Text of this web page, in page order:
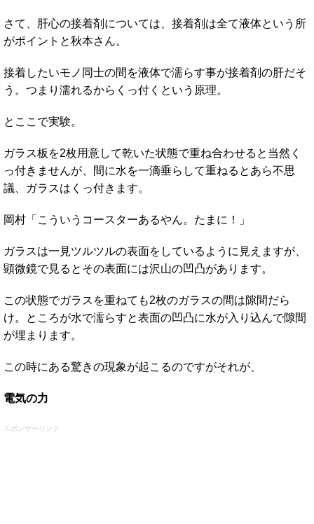
さて、肝心の接着剤については、接着剤は全て液体という所
がポイントと秋本さん。
接着したいモノ同士の間を液体で濡らす事が接着剤の肝だそ
う。つまり濡れるからくっ付くという原理。
とここで実験。
ガラス板を2枚用意して乾いた状態で重ね合わせると当然く
っ付きませんが、間に水を一滴垂らして重ねるとあら不思
議、ガラスはくっ付きます。
岡村「こういうコースターあるやん。たまに！」
ガラスは一見ツルツルの表面をしているように見えますが、
顕微鏡で見るとその表面には沢山の凹凸があります。
この状態でガラスを重ねても2枚のガラスの間は隙間だら
け。ところが水で濡らすと表面の凹凸に水が入り込んで隙間
が埋まります。
この時にある驚きの現象が起こるのですがそれが、
電気の力
スポンサーリンク